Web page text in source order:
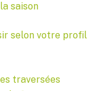
saison
selon votre profil
traversées